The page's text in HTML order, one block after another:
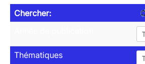
Chercher:
Thématiques